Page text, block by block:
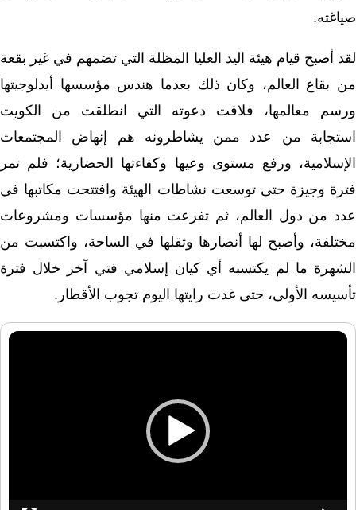
صياغته.
لقد أصبح قيام هيئة اليد العليا المظلة التي تضمهم في غير بقعة
من بقاع العالم، وكان ذلك بعدما هندس مؤسسها أيدلوجيتها
ورسم معالمها، فلاقت دعوته التي انطلقت من الكويت
استجابة من عدد ممن يشاطرونه هم إنهاض المجتمعات
الإسلامية، ورفع مستوى وعيها وكفاءتها الحضارية؛ فلم تمر
فترة وجيزة حتى توسعت نشاطات الهيئة وافتتحت مكاتبها في
عدد من دول العالم، ثم تفرعت منها مؤسسات ومشروعات
مختلفة، وأصبح لها أنصارها وثقلها في الساحة، واكتسبت من
الشهرة ما لم يكتسبه أي كيان إسلامي فتي آخر خلال فترة
تأسيسه الأولى، حتى غدت رايتها اليوم تجوب الأقطار.
مشغل